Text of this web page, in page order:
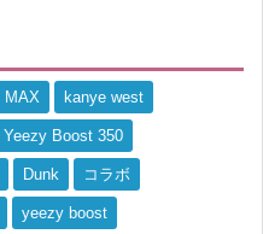
MAX kanye west
Yeezy Boost 350
Dunk コラボ
yeezy boost